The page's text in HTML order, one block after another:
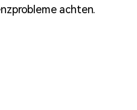
achten.